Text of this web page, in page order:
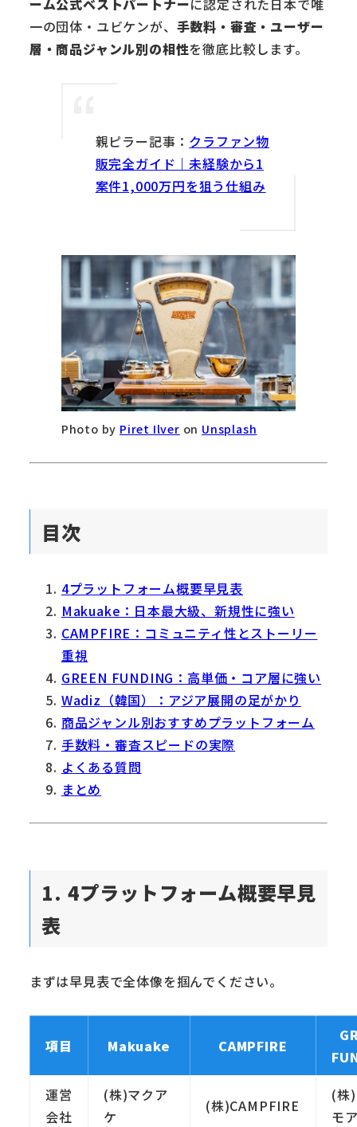
ーム公式ベストパートナーに認定された日本で唯
一の団体・ユビケンが、 手数料・審査・ユーザー
層・商品ジャンル別の相性を徹底比較します。
親ピラー記事： クラファン物
販完全ガイド｜未経験から1
案件1,000万円を狙う仕組み
Photo by Piret Ilver on Unsplash
目次
4プラットフォーム概要早見表
Makuake：日本最大級、新規性に強い
CAMPFIRE：コミュニティ性とストーリー
重視
GREEN FUNDING：高単価・コア層に強い
Wadiz（韓国）：アジア展開の足がかり
商品ジャンル別おすすめプラットフォーム
手数料・審査スピードの実際
よくある質問
まとめ
1. 4プラットフォーム概要早見
表
まずは早見表で全体像を掴んでください。
項目 Makuake CAMPFIRE
運営
会社
(株)マクア
ケ
(株)CAMPFIRE
(株
モ